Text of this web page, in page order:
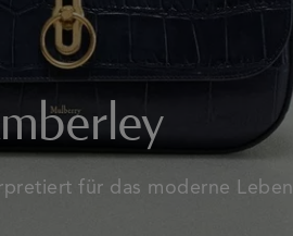
für das moderne Leben